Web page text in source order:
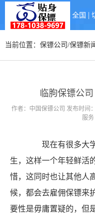
全国 |
当前位置： 保镖公司 /保镖新
临朐保镖公司
作者：中国保镖公司 发布时间
服务
现在有很多大学
生，这样一个年轻鲜活
惜，这同时也让其他人
候，都会去雇佣保镖来
要性是毋庸置疑的，但